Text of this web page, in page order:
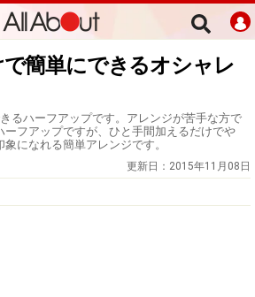
簡単にできるオシャレ
るハーフアップです。アレンジが苦手な方で
ーフアップですが、ひと手間加えるだけでや
になれる簡単アレンジです。
更新日： 2015年11月08日